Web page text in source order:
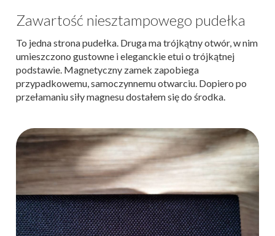
Zawartość niesztampowego pudełka
To jedna strona pudełka. Druga ma trójkątny otwór, w nim
umieszczono gustowne i eleganckie etui o trójkątnej
podstawie. Magnetyczny zamek zapobiega
przypadkowemu, samoczynnemu otwarciu. Dopiero po
przełamaniu siły magnesu dostałem się do środka.